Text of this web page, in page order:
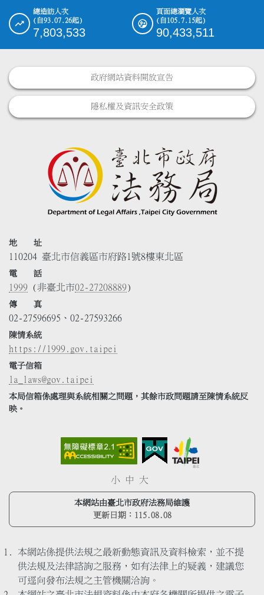
總造訪人次
(自93.07.26起)
7,803,533
頁面總瀏覽人次
(自105.7.15起)
90,433,511
政府網站資料開放宣告
隱私權及資訊安全政策
地 址
110204 臺北市信義區市府路1號8樓東北區
電 話
1999 (非臺北市02-27208889)
傳 真
02-27596695、02-27593266
陳情系統
https://1999.gov.taipei
電子信箱
la_laws@gov.taipei
本局信箱係處理與系統相關之問題，其餘市政問題請至陳情系統反
映。
小 中 大
本網站由臺北市政府法務局維護
更新日期： 115.08.08
本網站係提供法規之最新動態資訊及資料檢索，並不提
供法規及法律諮詢之服務，如有法律上的疑義，建議您
可逕向發布法規之主管機關洽詢。